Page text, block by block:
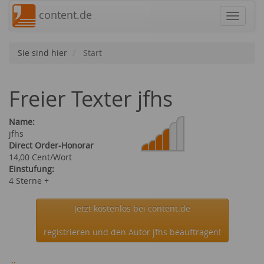
content.de
Sie sind hier Start
Freier Texter jfhs
Name:
jfhs
Direct Order-Honorar
14,00 Cent/Wort
Einstufung:
4 Sterne +
Jetzt kostenlos bei content.de
registrieren und den Autor jfhs beauftragen!